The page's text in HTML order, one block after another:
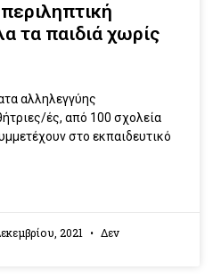
τα παιδιά χωρίς
αλληλεγγύης
ές, από 100 σχολεία
στο εκπαιδευτικό
2021
Δεν